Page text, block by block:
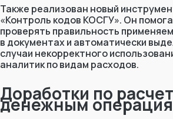
Также реализован новый
«Контроль кодов КОСГУ». Он
проверять правильность
в документах и автоматически
случаи некорректного
аналитик по видам расходов.
Доработки по
денежным